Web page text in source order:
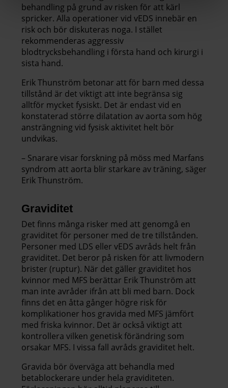
behandling på grund av risken för att kärl
spricker. Alla operationer vid vEDS innebär en
risk och bör diskuteras noga. I stället
rekommenderas aggressiv
blodtrycksbehandling i första hand och kirurgi i
sista hand.
Erik Thunström betonar att för barn med dessa
tillstånd är det viktigt att inte begränsa sig
alltför mycket fysiskt. Det är endast vid en
konstaterad större dilatation av aorta som hög
ansträngning vid fysisk aktivitet helt bör
undvikas.
– Snarare visar forskning på möss med Marfans
syndrom att aorta blir starkare av träning, säger
Erik Thunström.
Graviditet
Det finns många risker med att genomgå en
graviditet för personer med de tre tillstånden.
Personer med LDS eller vEDS avråds helt från
graviditet. Det beror på risken för att livmodern
brister (ruptur). När det gäller graviditet hos
kvinnor med MFS berättar Erik Thunström att
man inte avråder ifrån att bli med barn. Dock
finns det en åtta gånger högre risk för
komplikationer hos gravida med MFS jämfört
med friska kvinnor. Det är också viktigt att
kontrollera vilken genetisk förändring som
orsakar MFS. I vissa fall avråds graviditet helt.
Gravida bör överväga att behandla med
betablockerare under hela graviditeten.